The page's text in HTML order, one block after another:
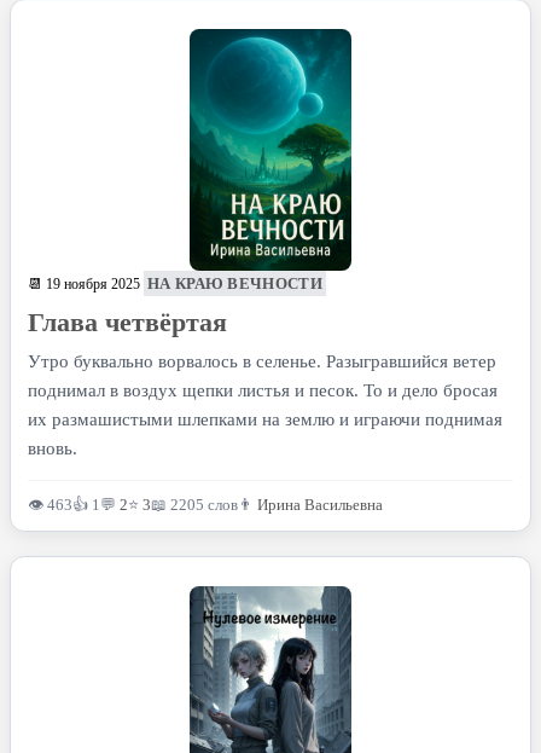
📆 19 ноября 2025 НА КРАЮ ВЕЧНОСТИ
Глава четвёртая
Утро буквально ворвалось в селенье. Разыгравшийся ветер
поднимал в воздух щепки листья и песок. То и дело бросая
их размашистыми шлепками на землю и играючи поднимая
вновь.
👁 463👍 1💬 2⭐ 3📖 2205 слов 👨 Ирина Васильевна